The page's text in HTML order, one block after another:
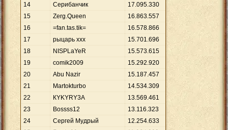
14
Серибанчик 17.095.330
15
Zerg.Queen 16.863.557
16
=fan.tas.tik= 16.578.866
17
рыцарь ххх 15.701.696
18
NISPLaYeR 15.573.615
19
comik2009 15.292.920
20
Abu Nazir 15.187.457
21
Martokturbo 14.534.309
22
КYKYRY3А 13.569.461
23
Bossss12 13.116.323
24
Сергей Мудрый 12.254.633